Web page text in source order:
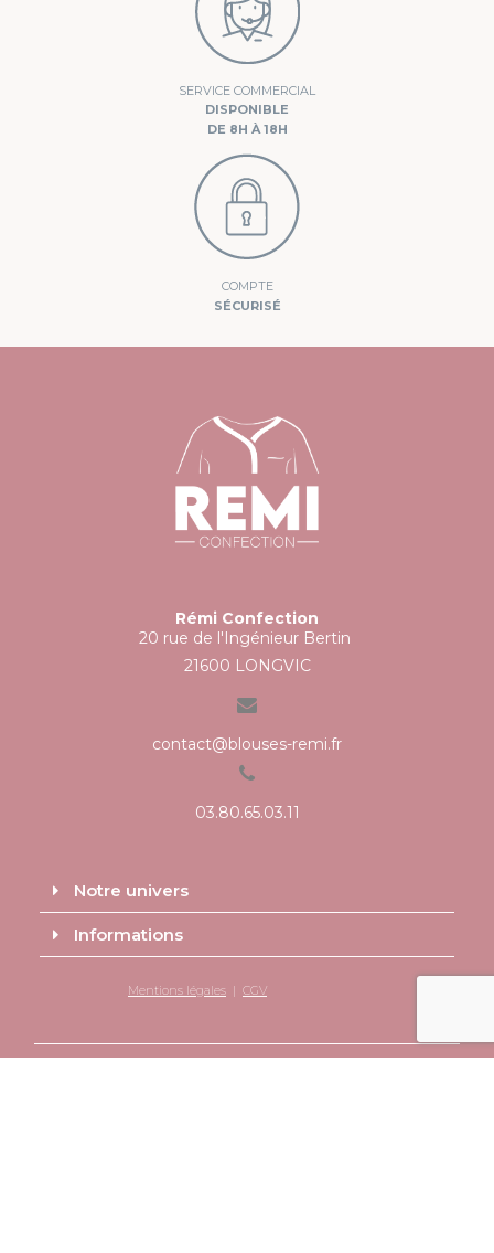
SERVICE COMMERCIAL
DISPONIBLE
DE 8H À 18H
COMPTE
SÉCURISÉ
Rémi Confection
20 rue de l'Ingénieur Bertin
21600 LONGVIC
contact@blouses-remi.fr
03.80.65.03.11
Notre univers
Informations
Mentions légales | CGV